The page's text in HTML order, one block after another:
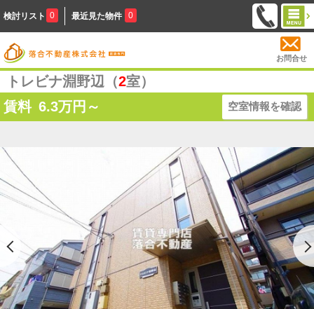
検討リスト 0 最近見た物件 0
お問合せ
トレビナ淵野辺（2室）
賃料 6.3万円～ 空室情報を確認